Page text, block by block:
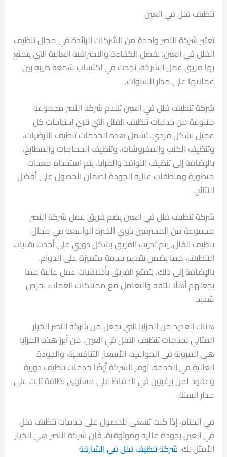
تنظيف فلل في العين
تعتبر شركة النصر واحدة من الشركات الرائدة في مجال تنظيف
الفلل في العين. بفضل الكفاءة والاحترافية العالية التي يتمتع
بها فريق عمل الشركة، نجحت في اكتساب سُمعة طيبة بين
عملائها على مدار السنوات.
شركة تنظيف فلل في العين تقدم شركة النصر مجموعة
متنوعة من خدمات تنظيف الفلل التي تلبي احتياجات كل
عميل بشكل فردي. تشمل هذه الخدمات تنظيف الأرضيات،
وتنظيف الكنب والمفروشات، وتنظيف الحمامات والمطابخ،
بالإضافة إلى تنظيف النوافذ والمرايا. يتم استخدام معدات
متطورة ومنظفات عالية الجودة لضمان الحصول على أفضل
النتائج.
شركة تنظيف فلل في العين يضم فريق عمل شركة النصر
مجموعة من المحترفين ذوي الخبرة الواسعة في مجال
تنظيف الفلل. يتم تدريب الفريق بشكل دوري على أحدث تقنيات
التنظيف، مما يضمن تقديم خدمة متميزة على الدوام.
بالإضافة إلى ذلك، يتمتع الفريق بأخلاقيات عمل عالية مما
يجعلهم أهلًا للثقة والتعامل مع ممتلكات العملاء بحرص
شديد.
هناك العديد من المزايا التي تجعل من شركة النصر الخيار
المثالي لخدمات تنظيف الفلل في العين. من أبرز هذه المزايا
هي المرونة في المواعيد، الأسعار التنافسية، والجودة
العالية في الخدمة. توفر الشركة أيضًا خدمات تنظيف دورية
وعقود لمن يرغبون في الحفاظ على مستوى نظافة ثابت على
مدار السنة.
في الختام، إذا كنت تسعى للحصول على خدمات تنظيف فلل
في العين بجودة عالية وموثوقية، فإن شركة النصر هي الخيار
الأمثل لك. شركة تنظيف فلل في الشارقة